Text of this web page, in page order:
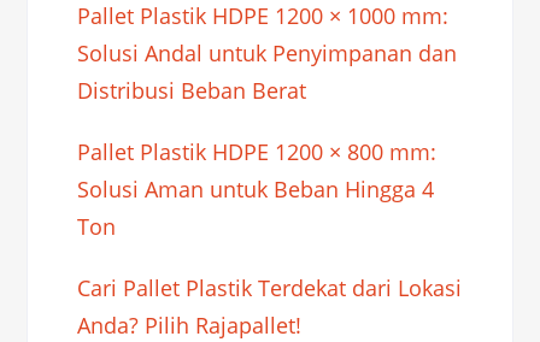
Pallet Plastik HDPE 1200 × 1000 mm:
Solusi Andal untuk Penyimpanan dan
Distribusi Beban Berat
Pallet Plastik HDPE 1200 × 800 mm:
Solusi Aman untuk Beban Hingga 4
Ton
Cari Pallet Plastik Terdekat dari Lokasi
Anda? Pilih Rajapallet!